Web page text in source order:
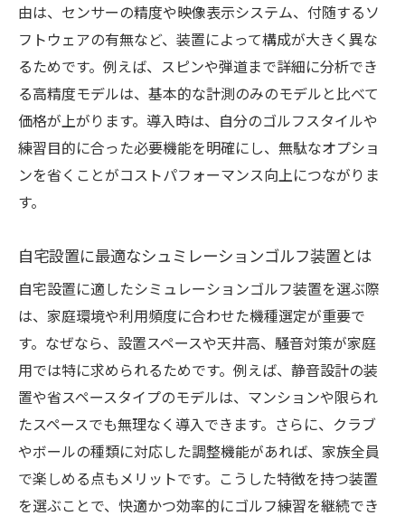
由は、センサーの精度や映像表示システム、付随するソ
フトウェアの有無など、装置によって構成が大きく異な
るためです。例えば、スピンや弾道まで詳細に分析でき
る高精度モデルは、基本的な計測のみのモデルと比べて
価格が上がります。導入時は、自分のゴルフスタイルや
練習目的に合った必要機能を明確にし、無駄なオプショ
ンを省くことがコストパフォーマンス向上につながりま
す。
自宅設置に最適なシュミレーションゴルフ装置とは
自宅設置に適したシミュレーションゴルフ装置を選ぶ際
は、家庭環境や利用頻度に合わせた機種選定が重要で
す。なぜなら、設置スペースや天井高、騒音対策が家庭
用では特に求められるためです。例えば、静音設計の装
置や省スペースタイプのモデルは、マンションや限られ
たスペースでも無理なく導入できます。さらに、クラブ
やボールの種類に対応した調整機能があれば、家族全員
で楽しめる点もメリットです。こうした特徴を持つ装置
を選ぶことで、快適かつ効率的にゴルフ練習を継続でき